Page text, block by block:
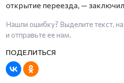
открытие переезда, —
Нашли ошибку? Выделите текст,
и отправьте ее нам.